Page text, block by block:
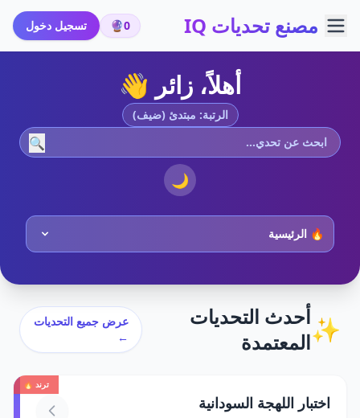
مصنع تحديات IQ 0
🔮 تسجيل دخول
أهلاً، زائر 👋
الرتبة: مبتدئ (ضيف)
🔍
🌙
✨أحدث التحديات
المعتمدة
عرض جميع التحديات
←
ترند 🔥
اختبار اللهجة السودانية